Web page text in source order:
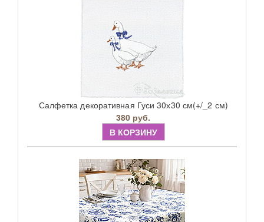
Салфетка декоративная Гуси 30х30 см(+/_2 см)
380 руб.
В КОРЗИНУ